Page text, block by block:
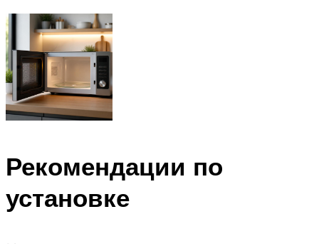
Рекомендации по
установке